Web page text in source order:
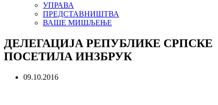
УПРАВА
ПРЕДСТАВНИШТВА
ВАШЕ МИШЉЕЊЕ
ДЕЛЕГАЦИЈА РЕПУБЛИКЕ СРПСКЕ
ПОСЕТИЛА ИНЗБРУК
09.10.2016